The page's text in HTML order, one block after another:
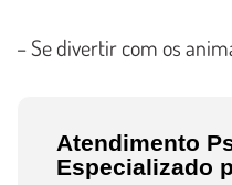
– Se divertir com os
Atendimento
Especializado